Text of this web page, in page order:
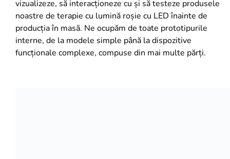
vizualizeze, să interacționeze cu și să testeze produsele
noastre de terapie cu lumină roșie cu LED înainte de
producția în masă. Ne ocupăm de toate prototipurile
interne, de la modele simple până la dispozitive
funcționale complexe, compuse din mai multe părți.